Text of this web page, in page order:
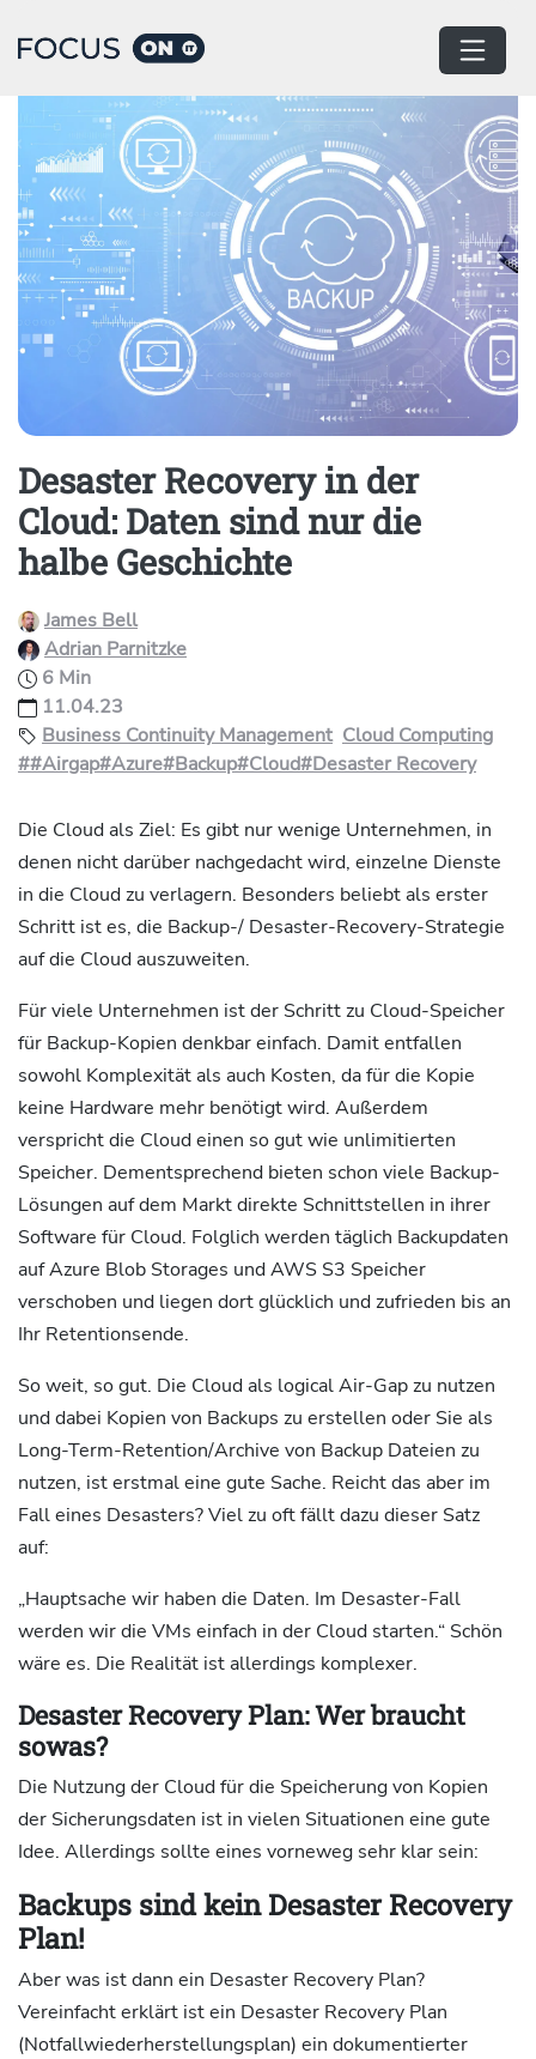
Home Business Continuity Management
Desaster Recovery in der
Cloud: Daten sind nur die
halbe Geschichte
James Bell
Adrian Parnitzke
6 Min
11.04.23
Business Continuity Management Cloud Computing
##Airgap#Azure#Backup#Cloud#Desaster Recovery
Die Cloud als Ziel: Es gibt nur wenige Unternehmen, in
denen nicht darüber nachgedacht wird, einzelne Dienste
in die Cloud zu verlagern. Besonders beliebt als erster
Schritt ist es, die Backup-/ Desaster-Recovery-Strategie
auf die Cloud auszuweiten.
Für viele Unternehmen ist der Schritt zu Cloud-Speicher
für Backup-Kopien denkbar einfach. Damit entfallen
sowohl Komplexität als auch Kosten, da für die Kopie
keine Hardware mehr benötigt wird. Außerdem
verspricht die Cloud einen so gut wie unlimitierten
Speicher. Dementsprechend bieten schon viele Backup-
Lösungen auf dem Markt direkte Schnittstellen in ihrer
Software für Cloud. Folglich werden täglich Backupdaten
auf Azure Blob Storages und AWS S3 Speicher
verschoben und liegen dort glücklich und zufrieden bis an
Ihr Retentionsende.
So weit, so gut. Die Cloud als logical Air-Gap zu nutzen
und dabei Kopien von Backups zu erstellen oder Sie als
Long-Term-Retention/Archive von Backup Dateien zu
nutzen, ist erstmal eine gute Sache. Reicht das aber im
Fall eines Desasters? Viel zu oft fällt dazu dieser Satz
auf:
„Hauptsache wir haben die Daten. Im Desaster-Fall
werden wir die VMs einfach in der Cloud starten.“ Schön
wäre es. Die Realität ist allerdings komplexer.
Desaster Recovery Plan: Wer braucht
sowas?
Die Nutzung der Cloud für die Speicherung von Kopien
der Sicherungsdaten ist in vielen Situationen eine gute
Idee. Allerdings sollte eines vorneweg sehr klar sein:
Backups sind kein Desaster Recovery
Plan!
Aber was ist dann ein Desaster Recovery Plan?
Vereinfacht erklärt ist ein Desaster Recovery Plan
(Notfallwiederherstellungsplan) ein dokumentierter